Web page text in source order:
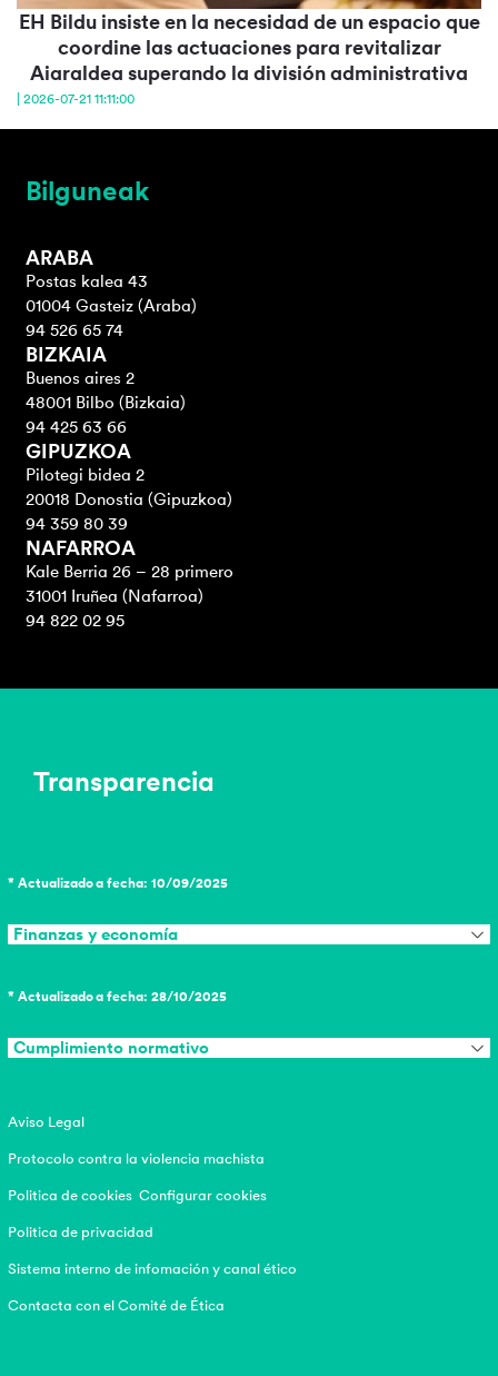
EH Bildu insiste en la necesidad de un espacio que
coordine las actuaciones para revitalizar
Aiaraldea superando la división administrativa
| 2026-07-21 11:11:00
Bilguneak
ARABA
Postas kalea 43
01004 Gasteiz (Araba)
94 526 65 74
BIZKAIA
Buenos aires 2
48001 Bilbo (Bizkaia)
94 425 63 66
GIPUZKOA
Pilotegi bidea 2
20018 Donostia (Gipuzkoa)
94 359 80 39
NAFARROA
Kale Berria 26 – 28 primero
31001 Iruñea (Nafarroa)
94 822 02 95
Transparencia
* Actualizado a fecha: 10/09/2025
Finanzas y economía
* Actualizado a fecha: 28/10/2025
Cumplimiento normativo
Aviso Legal
Protocolo contra la violencia machista
Politica de cookies Configurar cookies
Politica de privacidad
Sistema interno de infomación y canal ético
Contacta con el Comité de Ética